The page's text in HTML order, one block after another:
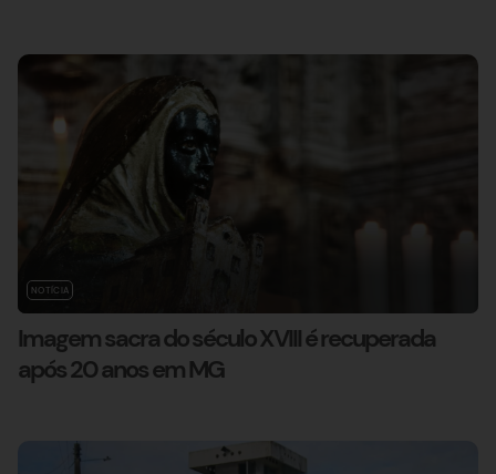
NOTÍCIA
Imagem sacra do século XVIII é recuperada
após 20 anos em MG